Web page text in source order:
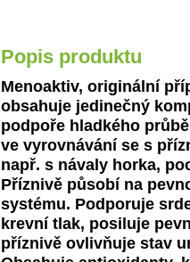
Popis produktu
Menoaktiv, originální
obsahuje jedinečný
podpoře hladkého
ve vyrovnávání se s
např. s návaly horka,
Příznivě působí na
systému. Podporuje
krevní tlak, posiluje
příznivě ovlivňuje stav